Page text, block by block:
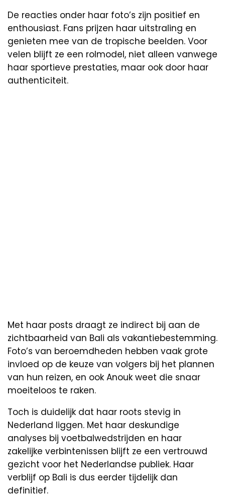
De reacties onder haar foto’s zijn positief en
enthousiast. Fans prijzen haar uitstraling en
genieten mee van de tropische beelden. Voor
velen blijft ze een rolmodel, niet alleen vanwege
haar sportieve prestaties, maar ook door haar
authenticiteit.
Met haar posts draagt ze indirect bij aan de
zichtbaarheid van Bali als vakantiebestemming.
Foto’s van beroemdheden hebben vaak grote
invloed op de keuze van volgers bij het plannen
van hun reizen, en ook Anouk weet die snaar
moeiteloos te raken.
Toch is duidelijk dat haar roots stevig in
Nederland liggen. Met haar deskundige
analyses bij voetbalwedstrijden en haar
zakelijke verbintenissen blijft ze een vertrouwd
gezicht voor het Nederlandse publiek. Haar
verblijf op Bali is dus eerder tijdelijk dan
definitief.